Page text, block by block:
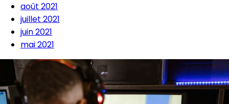
août 2021
juillet 2021
juin 2021
mai 2021